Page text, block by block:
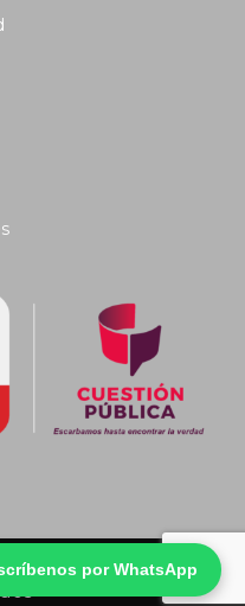
por WhatsApp
Todos los derechos